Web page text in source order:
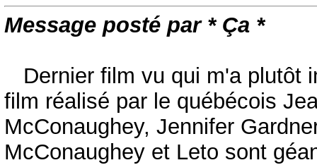
Message posté par * Ça *
Dernier film vu qui m'a plutôt
film réalisé par le québécois
McConaughey, Jennifer
McConaughey et Leto sont